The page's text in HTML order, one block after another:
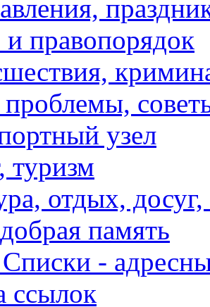
правопорядок
узел
туризм
отдых,
память
-
ссылок